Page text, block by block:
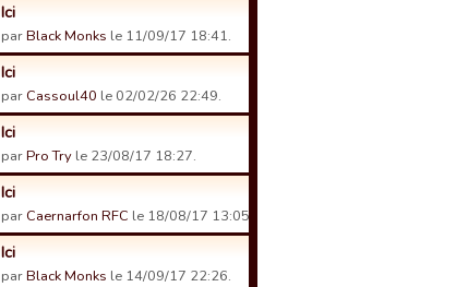
Ici
parBlack Monks le 11/09/17 18:41.
Ici
par Cassoul40 le 02/02/26 22:49.
Ici
parPro Try le 23/08/17 18:27.
Ici
par Caernarfon RFC le 18/08/17 13:05.
Ici
parBlack Monks le 14/09/17 22:26.